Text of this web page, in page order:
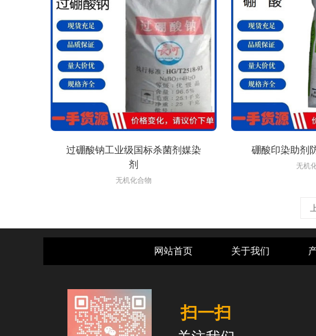
过硼酸钠工业级国标杀菌剂媒染
剂
无机化合物
硼酸印染助剂
无机
网站首页 关于我们
扫一扫